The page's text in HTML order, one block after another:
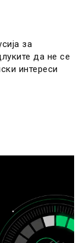
за
да не се
интереси